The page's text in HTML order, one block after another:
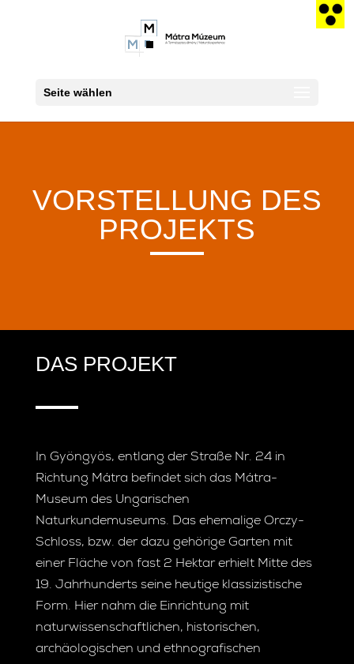
Seite wählen
VORSTELLUNG DES
PROJEKTS
DAS PROJEKT
In Gyöngyös, entlang der Straße Nr. 24 in
Richtung Mátra befindet sich das Mátra-
Museum des Ungarischen
Naturkundemuseums. Das ehemalige Orczy-
Schloss, bzw. der dazu gehörige Garten mit
einer Fläche von fast 2 Hektar erhielt Mitte des
19. Jahrhunderts seine heutige klassizistische
Form. Hier nahm die Einrichtung mit
naturwissenschaftlichen, historischen,
archäologischen und ethnografischen